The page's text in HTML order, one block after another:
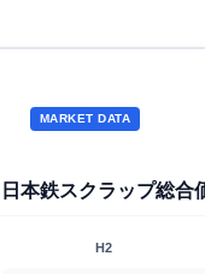
MARKET DATA
日本鉄スクラップ総合
H2